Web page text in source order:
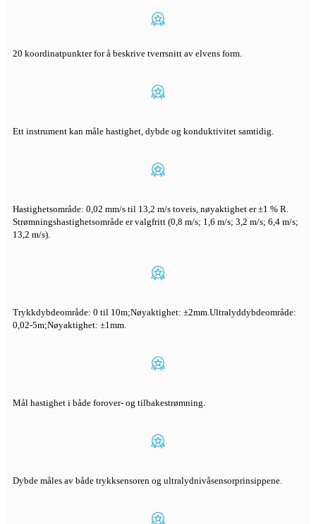
20 koordinatpunkter for å beskrive tverrsnitt av elvens form.
Ett instrument kan måle hastighet, dybde og konduktivitet samtidig.
Hastighetsområde: 0,02 mm/s til 13,2 m/s toveis, nøyaktighet er ±1 % R.
Strømningshastighetsområde er valgfritt (0,8 m/s; 1,6 m/s; 3,2 m/s; 6,4 m/s;
13,2 m/s).
Trykkdybdeområde: 0 til 10m;Nøyaktighet: ±2mm.Ultralyddybdeområde:
0,02-5m;Nøyaktighet: ±1mm.
Mål hastighet i både forover- og tilbakestrømning.
Dybde måles av både trykksensoren og ultralydnivåsensorprinsippene.